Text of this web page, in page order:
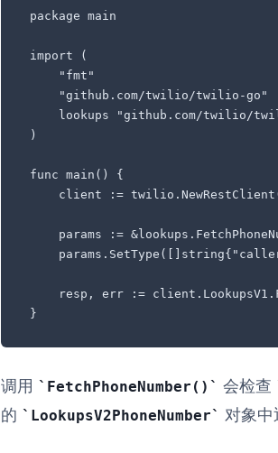
package main
import (
)
func main() {
}
调用 FetchPhoneNumber() 会检查
的
LookupsV2PhoneNumber 对象中